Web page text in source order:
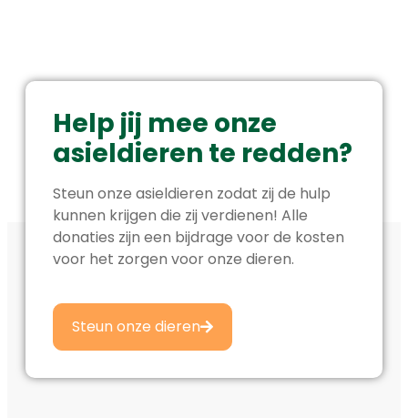
Help jij mee onze
asieldieren te redden?
Steun onze asieldieren zodat zij de hulp
kunnen krijgen die zij verdienen! Alle
donaties zijn een bijdrage voor de kosten
voor het zorgen voor onze dieren.
Steun onze dieren